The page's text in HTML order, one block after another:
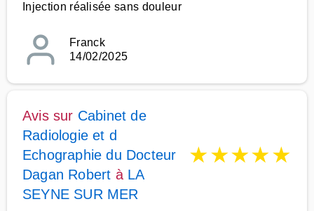
Injection réalisée sans douleur
Franck
14/02/2025
Avis sur Cabinet de
Radiologie et d
Echographie du Docteur
Dagan Robert à LA
SEYNE SUR MER
★★★★★